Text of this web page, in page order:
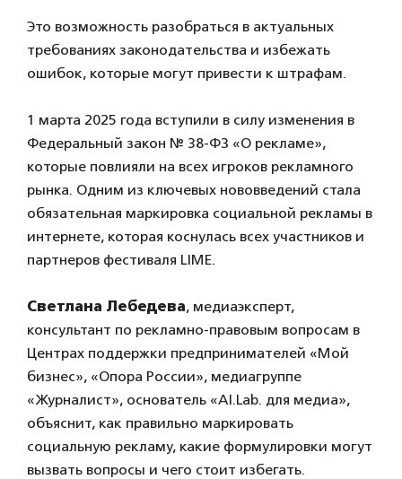
Это возможность разобраться в актуальных
требованиях законодательства и избежать
ошибок, которые могут привести к штрафам.
1 марта 2025 года вступили в силу изменения в
Федеральный закон № 38-ФЗ «О рекламе»,
которые повлияли на всех игроков рекламного
рынка. Одним из ключевых нововведений стала
обязательная маркировка социальной рекламы в
интернете, которая коснулась всех участников и
партнеров фестиваля LIME.
Светлана Лебедева, медиаэксперт,
консультант по рекламно-правовым вопросам в
Центрах поддержки предпринимателей «Мой
бизнес», «Опора России», медиагруппе
«Журналист», основатель «AI.Lab. для медиа»,
объяснит, как правильно маркировать
социальную рекламу, какие формулировки могут
вызвать вопросы и чего стоит избегать.